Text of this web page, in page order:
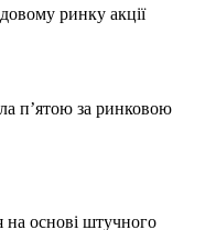
ринку акції
п’ятою за ринковою
на основі штучного